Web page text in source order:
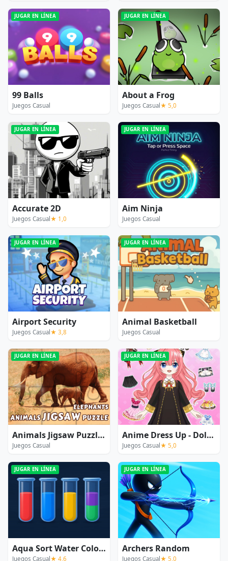
JUGAR EN LÍNEA
99 Balls
Juegos Casual
JUGAR EN LÍNEA
About a Frog
Juegos Casual ★ 5,0
JUGAR EN LÍNEA
Accurate 2D
Juegos Casual ★ 1,0
JUGAR EN LÍNEA
Aim Ninja
Juegos Casual
JUGAR EN LÍNEA
Airport Security
Juegos Casual ★ 3,8
JUGAR EN LÍNEA
Animal Basketball
Juegos Casual
JUGAR EN LÍNEA
Animals Jigsaw Puzzle Elephants
Juegos Casual
JUGAR EN LÍNEA
Anime Dress Up - Doll Dress Up
Juegos Casual ★ 5,0
JUGAR EN LÍNEA
Aqua Sort Water Color Puzzle
Juegos Casual ★ 4,6
JUGAR EN LÍNEA
Archers Random
Juegos Casual ★ 5,0